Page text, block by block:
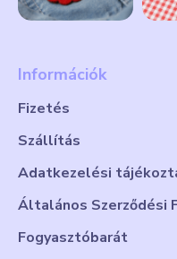
Információk
Fizetés
Szállítás
Adatkezelési
Általános Szerződési
Fogyasztóbarát